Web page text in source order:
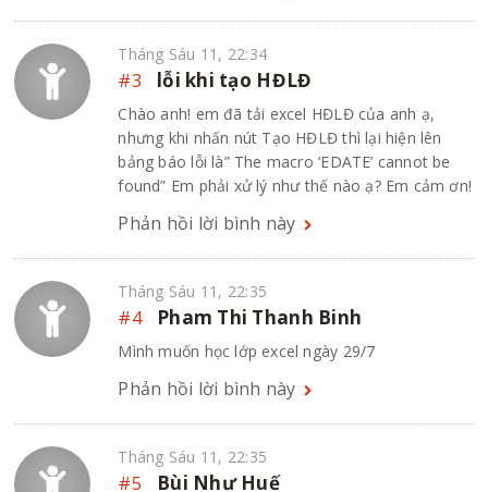
Tháng Sáu 11, 22:34
#3 lỗi khi tạo HĐLĐ
Chào anh! em đã tải excel HĐLĐ của anh ạ,
nhưng khi nhấn nút Tạo HĐLĐ thì lại hiện lên
bảng báo lỗi là” The macro ‘EDATE’ cannot be
found” Em phải xử lý như thế nào ạ? Em cảm ơn!
Phản hồi lời bình này
Tháng Sáu 11, 22:35
#4 Pham Thi Thanh Binh
Mình muốn học lớp excel ngày 29/7
Phản hồi lời bình này
Tháng Sáu 11, 22:35
#5 Bùi Như Huế